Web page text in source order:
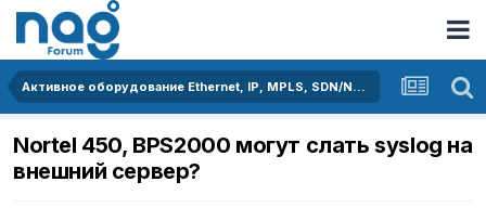
Активное оборудование Ethernet, IP, MPLS, SDN/NFV...
Nortel 450, BPS2000 могут слать syslog на
внешний сервер?